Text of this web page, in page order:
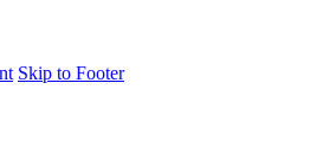
Skip to Footer